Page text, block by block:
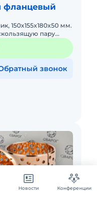
фланцевый
150x155x180x50 мм.
пару
звонок
Новости Конференции